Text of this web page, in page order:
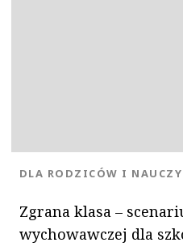
Zgrana klasa –
wychowawczej dla
KATEGORIA:
DLA RODZICÓW I